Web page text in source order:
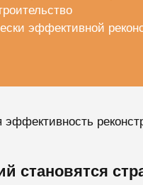
эффективной
становятся